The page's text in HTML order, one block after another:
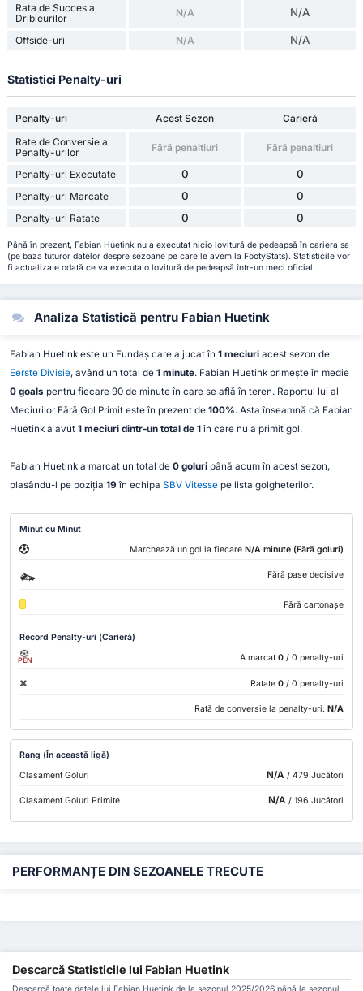
Rata de Succes a
Dribleurilor
N/A N/A
Offside-uri N/A N/A
Statistici Penalty-uri
Penalty-uri Acest Sezon
Carieră
Rate de Conversie a
Penalty-urilor
Fără penaltiuri Fără penaltiuri
Penalty-uri Executate 0 0
Penalty-uri Marcate 0 0
Penalty-uri Ratate 0 0
Până în prezent, Fabian Huetink nu a executat nicio lovitură de pedeapsă în cariera sa
(pe baza tuturor datelor despre sezoane pe care le avem la FootyStats). Statisticile vor
fi actualizate odată ce va executa o lovitură de pedeapsă într-un meci oficial.
Analiza Statistică pentru Fabian Huetink
Fabian Huetink este un Fundaș care a jucat în 1 meciuriacest sezon de
Eerste Divisie, având un total de 1 minute. Fabian Huetink primește în medie
0 goals pentru fiecare 90 de minute în care se află în teren. Raportul lui al
Meciurilor Fără Gol Primit este în prezent de 100%. Asta înseamnă că Fabian
Huetink a avut 1 meciuri dintr-un total de 1în care nu a primit gol.
Fabian Huetink a marcat un total de 0 goluripână acum în acest sezon,
plasându-l pe poziția 19 în echipa SBV Vitessepe lista golgheterilor.
Minut cu Minut
Marchează un gol la fiecare N/A minute (Fără goluri)
Fără pase decisive
Fără cartonașe
Record Penalty-uri (Carieră)
PEN A marcat 0 / 0 penalty-uri
Ratate 0 / 0 penalty-uri
Rată de conversie la penalty-uri: N/A
Rang (În această ligă)
Clasament Goluri
N/A / 479 Jucători
Clasament Goluri Primite N/A / 196 Jucători
PERFORMANȚE DIN SEZOANELE TRECUTE
Descarcă Statisticile lui Fabian Huetink